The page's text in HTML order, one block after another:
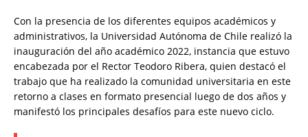
Con la presencia de los diferentes equipos académicos y
administrativos, la Universidad Autónoma de Chile realizó la
inauguración del año académico 2022, instancia que estuvo
encabezada por el Rector Teodoro Ribera, quien destacó el
trabajo que ha realizado la comunidad universitaria en este
retorno a clases en formato presencial luego de dos años y
manifestó los principales desafíos para este nuevo ciclo.